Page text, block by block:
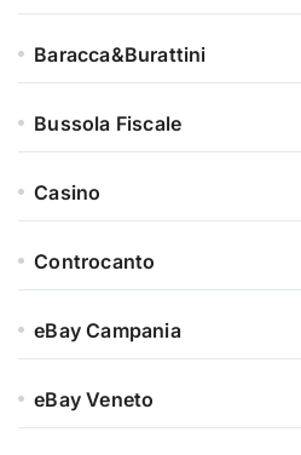
Baracca&Burattini
Bussola Fiscale
Casino
Controcanto
eBay Campania
eBay Veneto